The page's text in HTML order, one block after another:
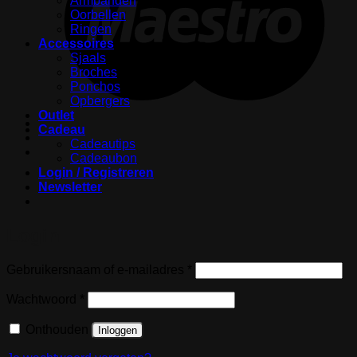
Oorbellen
Ringen
Accessoires
Sjaals
Broches
Ponchos
Opbergers
Outlet
Cadeau
Cadeautips
Cadeaubon
Login / Registreren
Newsletter
Inloggen